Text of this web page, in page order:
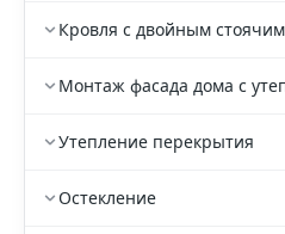
Кровля с двойным
Монтаж фасада дома с
Утепление перекрытия
Остекление